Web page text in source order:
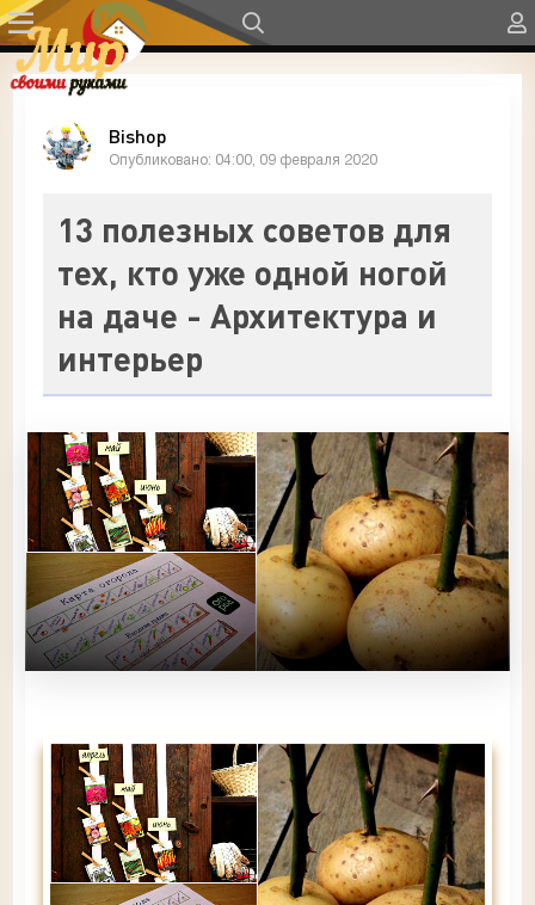
Bishop
Опубликовано: 04:00, 09 февраля 2020
13 полезных советов для
тех, кто уже одной ногой
на даче - Архитектура и
интерьер